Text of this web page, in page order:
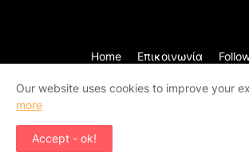
Copyright © 2026Thermo-portal.gr
Home Επικοινωνία
Our website uses cookies to improve your
more
Accept - ok!